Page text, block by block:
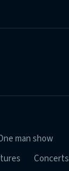
man show
Concerts